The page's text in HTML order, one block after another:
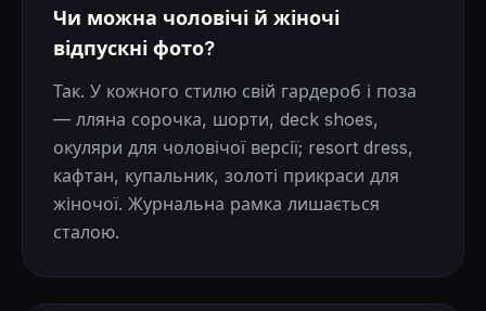
Чи можна чоловічі й жіночі
відпускні фото?
Так. У кожного стилю свій гардероб і поза
— лляна сорочка, шорти, deck shoes,
окуляри для чоловічої версії; resort dress,
кафтан, купальник, золоті прикраси для
жіночої. Журнальна рамка лишається
сталою.